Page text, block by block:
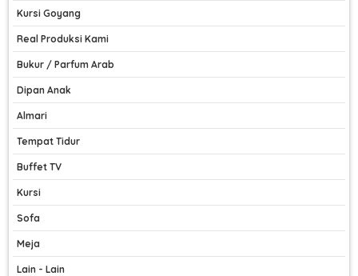
Kursi Goyang
Real Produksi Kami
Bukur / Parfum Arab
Dipan Anak
Almari
Tempat Tidur
Buffet TV
Kursi
Sofa
Meja
Lain - Lain